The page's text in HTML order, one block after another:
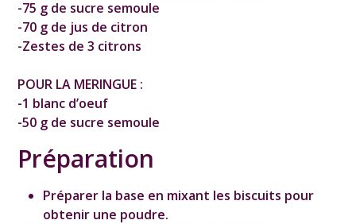
-75 g de sucre semoule
-70 g de jus de citron
-Zestes de 3 citrons
POUR LA MERINGUE :
-1 blanc d’oeuf
-50 g de sucre semoule
Préparation
Préparer la base en mixant les biscuits pour
obtenir une poudre.